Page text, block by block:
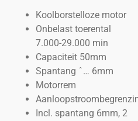
Koolborstelloze motor
Onbelast toerental
7.000-29.000 min
Capaciteit 50mm
Spantang ˆ… 6mm
Motorrem
Incl. spantang 6mm, 2